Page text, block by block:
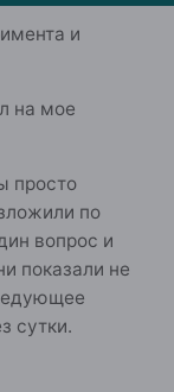
и
на мое
просто
по
вопрос и
показали не
сутки.